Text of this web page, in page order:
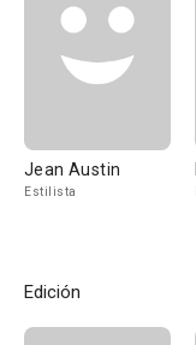
Jean Austin
Estilista
Edición